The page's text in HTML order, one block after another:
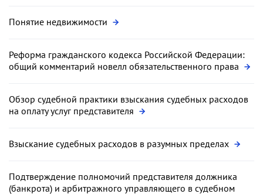
Понятие недвижимости
Реформа гражданского кодекса Российской Федерации:
общий комментарий новелл обязательственного права
Обзор судебной практики взыскания судебных расходов
на оплату услуг представителя
Взыскание судебных расходов в разумных пределах
Подтверждение полномочий представителя должника
(банкрота) и арбитражного управляющего в судебном